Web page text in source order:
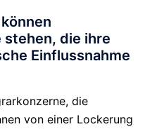
die ihre
Einflussnahme
die
von einer Lockerung